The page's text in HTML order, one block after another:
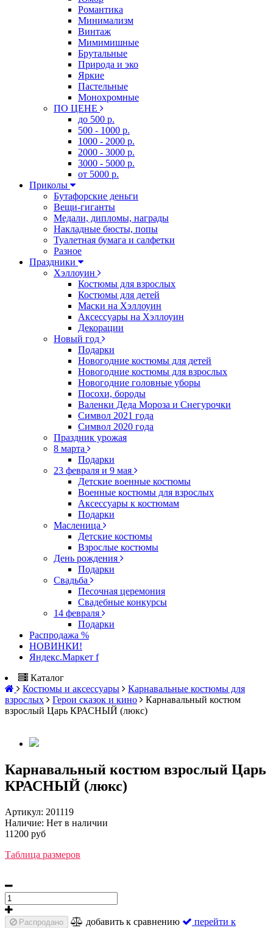
Романтика
Минимализм
Винтаж
Мимимишные
Брутальные
Природа и эко
Яркие
Пастельные
Монохромные
ПО ЦЕНЕ
до 500 р.
500 - 1000 р.
1000 - 2000 р.
2000 - 3000 р.
3000 - 5000 р.
от 5000 р.
Приколы
Бутафорские деньги
Вещи-гиганты
Медали, дипломы, награды
Накладные бюсты, попы
Туалетная бумага и салфетки
Разное
Праздники
Хэллоуин
Костюмы для взрослых
Костюмы для детей
Маски на Хэллоуин
Аксессуары на Хэллоуин
Декорации
Новый год
Подарки
Новогодние костюмы для детей
Новогодние костюмы для взрослых
Новогодние головные уборы
Посохи, бороды
Валенки Деда Мороза и Снегурочки
Символ 2021 года
Символ 2020 года
Праздник урожая
8 марта
Подарки
23 февраля и 9 мая
Детские военные костюмы
Военные костюмы для взрослых
Аксессуары к костюмам
Подарки
Масленица
Детские костюмы
Взрослые костюмы
День рождения
Подарки
Свадьба
Песочная церемония
Свадебные конкурсы
14 февраля
Подарки
Распродажа %
НОВИНКИ!
Яндекс.Маркет f
Каталог
Костюмы и аксессуары
Карнавальные костюмы для
взрослых
Герои сказок и кино
Карнавальный костюм
взрослый Царь КРАСНЫЙ (люкс)
Карнавальный костюм взрослый Царь
КРАСНЫЙ (люкс)
Артикул: 201119
Наличие: Нет в наличии
11200 руб
Таблица размеров
Распродано добавить к сравнению
перейти к